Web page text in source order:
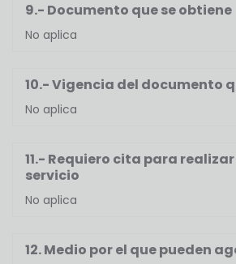
9.- Documento que se obtiene
No aplica
10.- Vigencia del documento
No aplica
11.- Requiero cita para
servicio
No aplica
12. Medio por el que pueden